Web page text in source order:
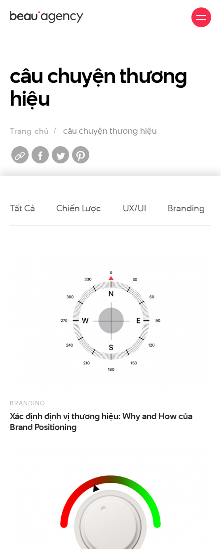
đến
câu chuyện thương
hiệu
Trang chủ câu chuyện thương hiệu
Tất Cả Chiến Lược UX/UI Branding
BRANDING
Xác định định vị thương hiệu: Why and How của
Brand Positioning